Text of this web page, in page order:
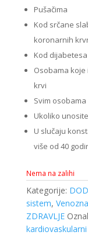
Pušačima
Kod srčane
koronarnih
Kod
Osobama
krvi
Svim
Ukoliko
U slučaju
više od 40
Nema na zalihi
Kategorije:
sistem,
ZDRAVLJE